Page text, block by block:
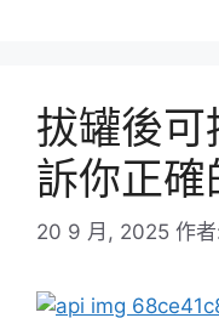
拔罐後可
訴你正確
20 9 月, 2025 作